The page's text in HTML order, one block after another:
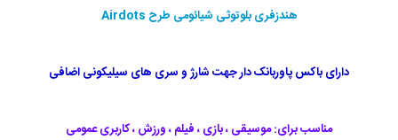
هندزفری بلوتوثی شیائومی طرح Airdots
دارای باکس پاوربانک دار جهت شارژ و سری های سیلیکونی اضافی
مناسب برای: موسیقی ، بازی ، فیلم ، ورزش ، کاربری عمومی